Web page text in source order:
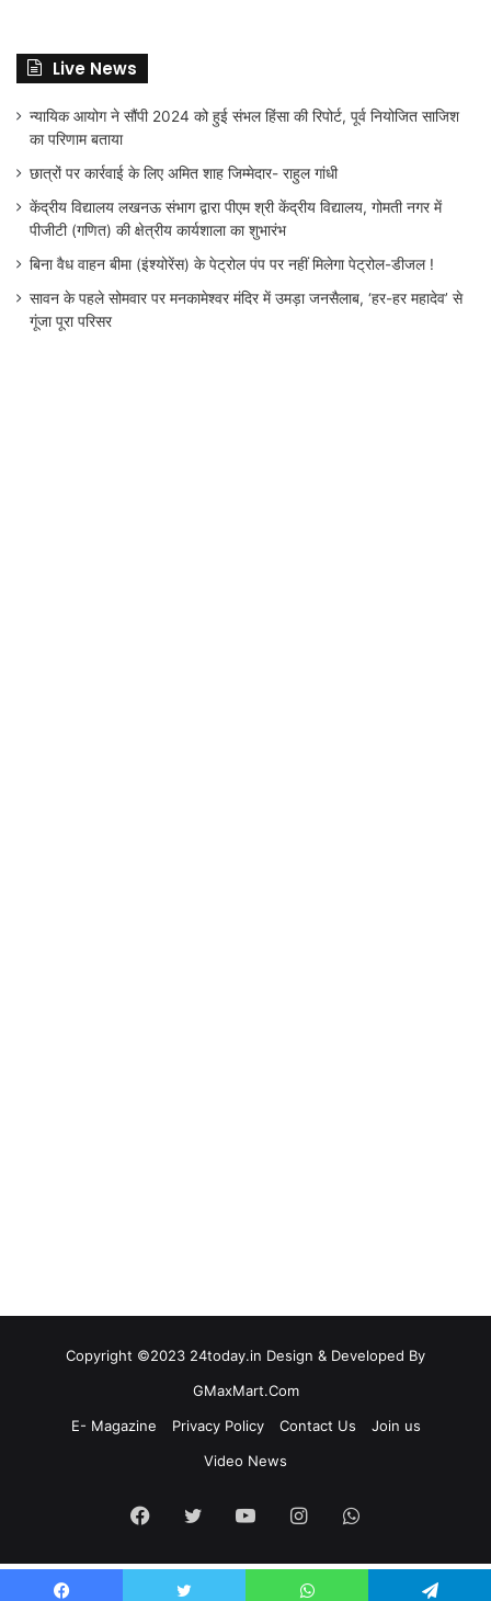
Live News
न्यायिक आयोग ने सौंपी 2024 को हुई संभल हिंसा की रिपोर्ट, पूर्व नियोजित साजिश
का परिणाम बताया
छात्रों पर कार्रवाई के लिए अमित शाह जिम्मेदार- राहुल गांधी
केंद्रीय विद्यालय लखनऊ संभाग द्वारा पीएम श्री केंद्रीय विद्यालय, गोमती नगर में
पीजीटी (गणित) की क्षेत्रीय कार्यशाला का शुभारंभ
बिना वैध वाहन बीमा (इंश्योरेंस) के पेट्रोल पंप पर नहीं मिलेगा पेट्रोल-डीजल !
सावन के पहले सोमवार पर मनकामेश्वर मंदिर में उमड़ा जनसैलाब, ‘हर-हर महादेव’ से
गूंजा पूरा परिसर
Copyright ©2023 24today.in Design & Developed By
GMaxMart.Com
E- Magazine
Privacy Policy Contact Us
Join us
Video News
Facebook
Twitter YouTubeInstagramWhatsApp